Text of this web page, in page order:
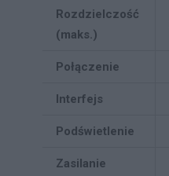
Rozdzielczość
(maks.)
Połączenie
Interfejs
Podświetlenie
Zasilanie